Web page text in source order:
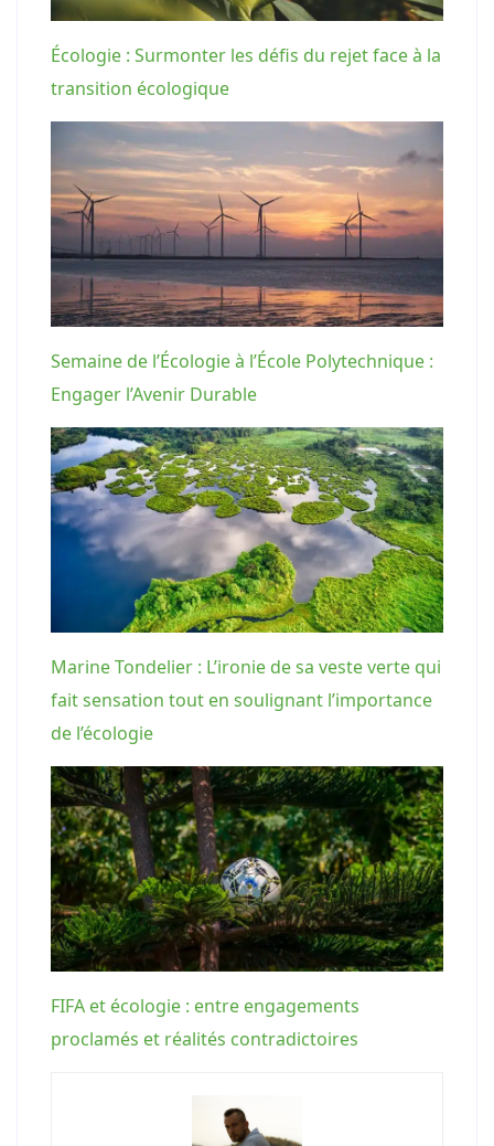
Écologie : Surmonter les défis du rejet face à la
transition écologique
Semaine de l’Écologie à l’École Polytechnique :
Engager l’Avenir Durable
Marine Tondelier : L’ironie de sa veste verte qui
fait sensation tout en soulignant l’importance
de l’écologie
FIFA et écologie : entre engagements
proclamés et réalités contradictoires